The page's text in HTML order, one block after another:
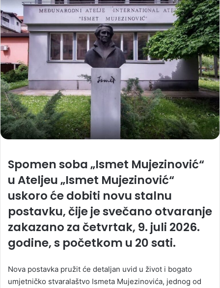
Spomen soba „Ismet Mujezinović“
u Ateljeu „Ismet Mujezinović“
uskoro će dobiti novu stalnu
postavku, čije je svečano otvaranje
zakazano za četvrtak, 9. juli 2026.
godine, s početkom u 20 sati.
Nova postavka pružit će detaljan uvid u život i bogato
umjetničko stvaralaštvo Ismeta Mujezinovića, jednog od